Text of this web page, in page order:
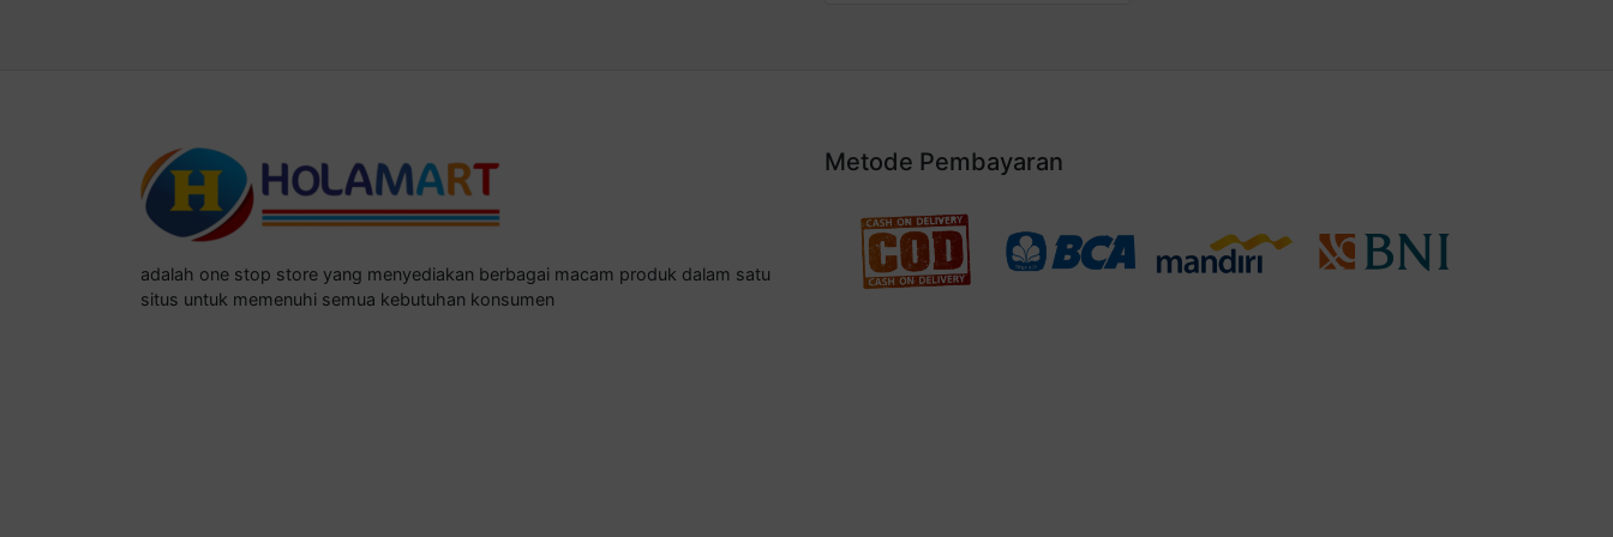
adalah one stop store yang menyediakan berbagai macam produk dalam satu
situs untuk memenuhi semua kebutuhan konsumen
Metode Pembayaran